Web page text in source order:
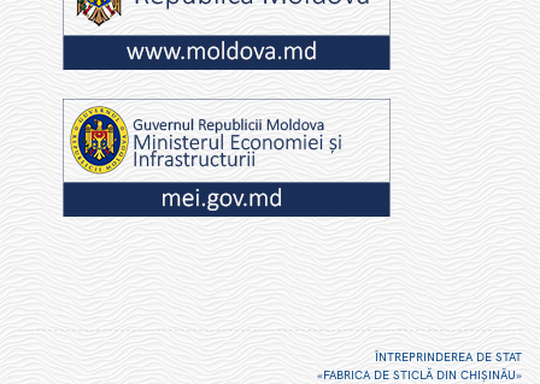
ÎNTREPRINDEREA DE STAT
«FABRICA DE STICLĂ DIN CHIŞINĂU»